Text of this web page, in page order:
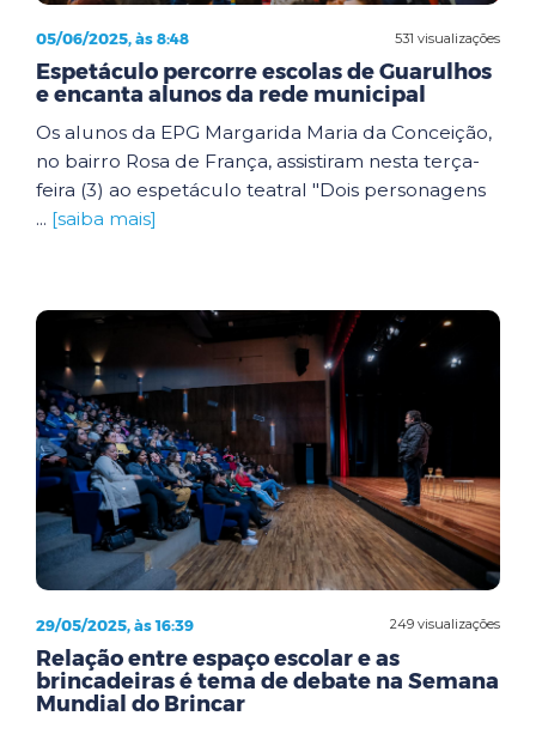
531 visualizações
05/06/2025, às 8:48
Espetáculo percorre escolas de Guarulhos
e encanta alunos da rede municipal
Os alunos da EPG Margarida Maria da Conceição,
no bairro Rosa de França, assistiram nesta terça-
feira (3) ao espetáculo teatral "Dois personagens
... [saiba mais]
249 visualizações
29/05/2025, às 16:39
Relação entre espaço escolar e as
brincadeiras é tema de debate na Semana
Mundial do Brincar